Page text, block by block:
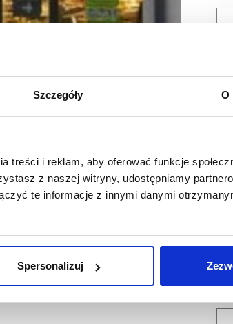
Szczegóły O
treści i reklam, aby oferować funkcje
z naszej witryny, udostępniamy
te informacje z innymi danymi
Spersonalizuj
na względzie potrzebę
kupowanych na wagę
wdrożone z myślą
towarów sprzedawanych na wagę
zyskał więc alternatywę wobec
i przekaże mu czyste, szczelne
wędliny, sery, nabiał, surówki